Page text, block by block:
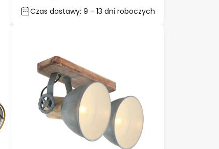
Czas dostawy: 9 - 13 dni roboczych